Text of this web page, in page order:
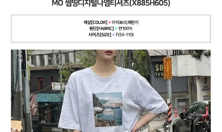
페이코 ID로
PAYCO 바로